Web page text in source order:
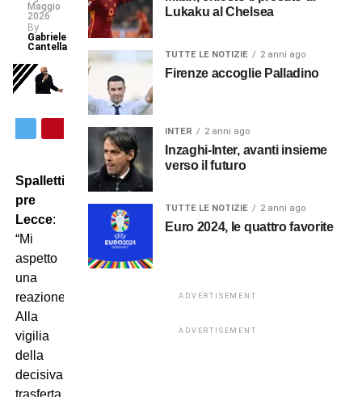
Maggio
2026
By
Gabriele
Cantella
Spalletti
pre
Lecce:
“Mi
aspetto
una
reazione”.
Alla
vigilia
della
decisiva
Lukaku al Chelsea
TUTTE LE NOTIZIE 2 anni ago
Firenze accoglie Palladino
INTER 2 anni ago
Inzaghi-Inter, avanti insieme
verso il futuro
TUTTE LE NOTIZIE 2 anni ago
Euro 2024, le quattro favorite
ADVERTISEMENT
ADVERTISEMENT